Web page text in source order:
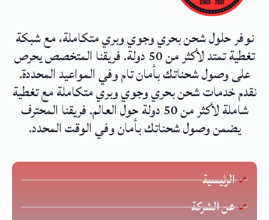
نوفر حلول شحن بحري وجوي وبري متكاملة، مع شبكة
تغطية تمتد لأكثر من 50 دولة. فريقنا المتخصص يحرص
على وصول شحناتك بأمان تام وفي المواعيد المحددة.
نقدم خدمات شحن بحري وجوي وبري متكاملة مع تغطية
شاملة لأكثر من 50 دولة حول العالم. فريقنا المحترف
يضمن وصول شحناتك بأمان وفي الوقت المحدد.
الرئيسية
عن الشركة